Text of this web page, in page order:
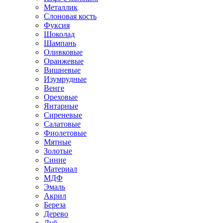
Металлик
Слоновая кость
Фуксия
Шоколад
Шампань
Оливковые
Оранжевые
Вишневые
Изумрудные
Венге
Ореховые
Янтарные
Сиреневые
Салатовые
Фиолетовые
Мятные
Золотые
Синие
Материал
МДФ
Эмаль
Акрил
Береза
Дерево